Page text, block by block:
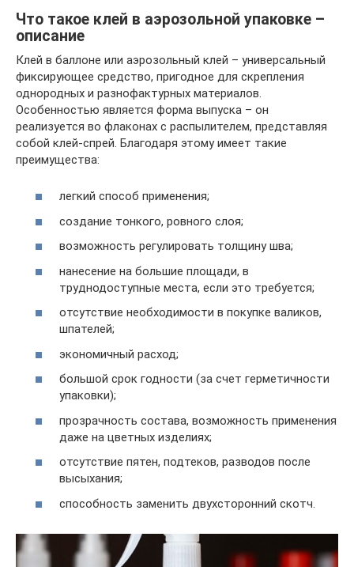
Что такое клей в аэрозольной упаковке –
описание
Клей в баллоне или аэрозольный клей – универсальный
фиксирующее средство, пригодное для скрепления
однородных и разнофактурных материалов.
Особенностью является форма выпуска – он
реализуется во флаконах с распылителем, представляя
собой клей-спрей. Благодаря этому имеет такие
преимущества:
легкий способ применения;
создание тонкого, ровного слоя;
возможность регулировать толщину шва;
нанесение на большие площади, в
труднодоступные места, если это требуется;
отсутствие необходимости в покупке валиков,
шпателей;
экономичный расход;
большой срок годности (за счет герметичности
упаковки);
прозрачность состава, возможность применения
даже на цветных изделиях;
отсутствие пятен, подтеков, разводов после
высыхания;
способность заменить двухсторонний скотч.